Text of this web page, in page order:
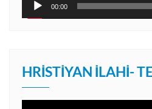
00:00
HRISTIYAN İLAHI-